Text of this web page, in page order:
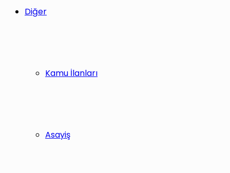
Diğer
Kamu İlanları
Asayiş